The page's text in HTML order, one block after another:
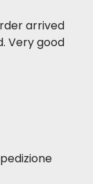
arrived
Very good